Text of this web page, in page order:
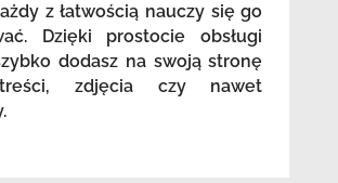
z łatwością nauczy się go
Dzięki prostocie obsługi
dodasz na swoją stronę
zdjęcia czy nawet